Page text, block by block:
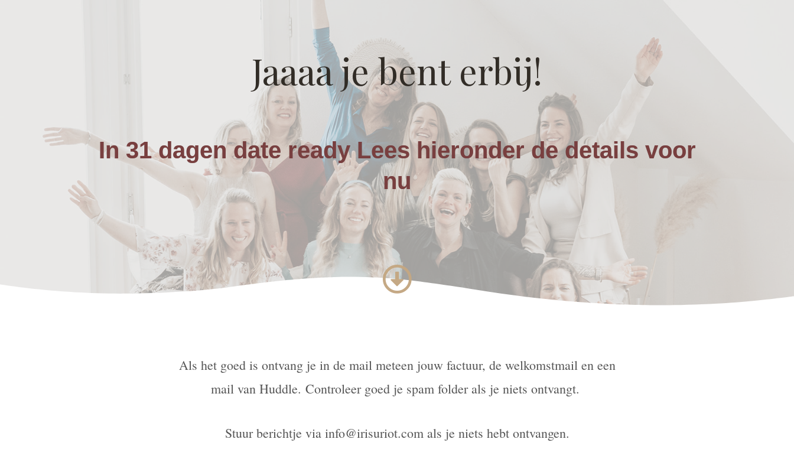
Jaaaa je bent erbij!
In 31 dagen date ready Lees hieronder de details voor
nu
Als het goed is ontvang je in de mail meteen jouw factuur, de welkomstmail en een
mail van Huddle. Controleer goed je spam folder als je niets ontvangt.
Stuur berichtje via info@irisuriot.com als je niets hebt ontvangen.